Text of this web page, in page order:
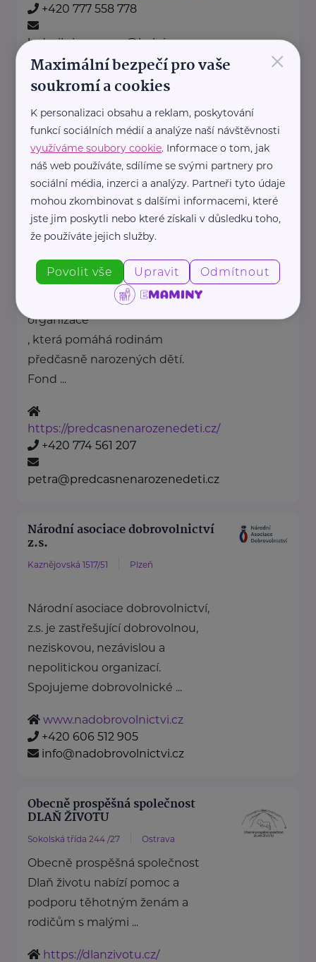
+420 777 558 778
ludmila.janzurova@kolpingsmecno.cz
Ministerstvo práce a sociálních věcí ČR
Na Poříčním právu 1/376 Praha 2
https://www.mpsv.cz/
+420 950 191 111
posta@mpsv.cz
Nadační fond pro předčasně
narozené děti
Nadační fond pro předčasně
narozené děti je nezisková
organizace
, která pomáhá rodinám
předčasně narozených dětí.
Fond ...
https://predcasnenarozenedeti.cz/
+420 774 561 207
petra@predcasnenarozenedeti.cz
Národní asociace dobrovolnictví
z.s.
Kaznějovská 1517/51 Plzeň
Národní asociace dobrovolnictví,
z.s. je zastřešující dobrovolnou,
neziskovou, nezávislou a
nepolitickou organizací.
Spojujeme dobrovolnické ...
www.nadobrovolnictvi.cz
+420 606 512 905
info@nadobrovolnictvi.cz
Obecně prospěšná společnost
DLAŇ ŽIVOTU
Sokolská třída 244 /27 Ostrava
Obecně prospěšná společnost
Dlaň životu nabízí pomoc a
podporu těhotným ženám a
rodičům s malými ...
https://dlanzivotu.cz/
×
Maximální bezpečí pro vaše
soukromí a cookies
K personalizaci obsahu a reklam, poskytování
funkcí sociálních médií a analýze naší návštěvnosti
využíváme soubory cookie. Informace o tom, jak
náš web používáte, sdílíme se svými partnery pro
sociální média, inzerci a analýzy. Partneři tyto údaje
mohou zkombinovat s dalšími informacemi, které
jste jim poskytli nebo které získali v důsledku toho,
že používáte jejich služby.
Povolit vše Upravit Odmítnout